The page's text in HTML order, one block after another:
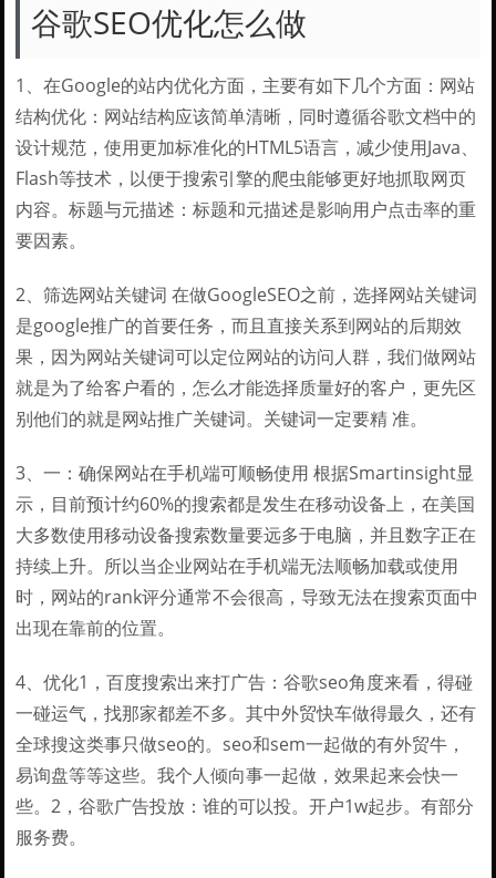
谷歌SEO优化怎么做
1、在Google的站内优化方面，主要有如下几个方面：网站
结构优化：网站结构应该简单清晰，同时遵循谷歌文档中的
设计规范，使用更加标准化的HTML5语言，减少使用Java、
Flash等技术，以便于搜索引擎的爬虫能够更好地抓取网页
内容。标题与元描述：标题和元描述是影响用户点击率的重
要因素。
2、筛选网站关键词 在做GoogleSEO之前，选择网站关键词
是google推广的首要任务，而且直接关系到网站的后期效
果，因为网站关键词可以定位网站的访问人群，我们做网站
就是为了给客户看的，怎么才能选择质量好的客户，更先区
别他们的就是网站推广关键词。关键词一定要精 准。
3、一：确保网站在手机端可顺畅使用 根据Smartinsight显
示，目前预计约60%的搜索都是发生在移动设备上，在美国
大多数使用移动设备搜索数量要远多于电脑，并且数字正在
持续上升。所以当企业网站在手机端无法顺畅加载或使用
时，网站的rank评分通常不会很高，导致无法在搜索页面中
出现在靠前的位置。
4、优化1，百度搜索出来打广告：谷歌seo角度来看，得碰
一碰运气，找那家都差不多。其中外贸快车做得最久，还有
全球搜这类事只做seo的。seo和sem一起做的有外贸牛，
易询盘等等这些。我个人倾向事一起做，效果起来会快一
些。2，谷歌广告投放：谁的可以投。开户1w起步。有部分
服务费。